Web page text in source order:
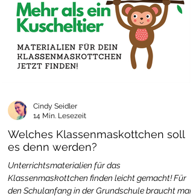
Welches Klassenmaskottchen soll
es denn werden?
Unterrichtsmaterialien für das
Klassenmaskottchen finden leicht gemacht! Für
den Schulanfang in der Grundschule braucht man
Cindy Seidler
14 Min. Lesezeit